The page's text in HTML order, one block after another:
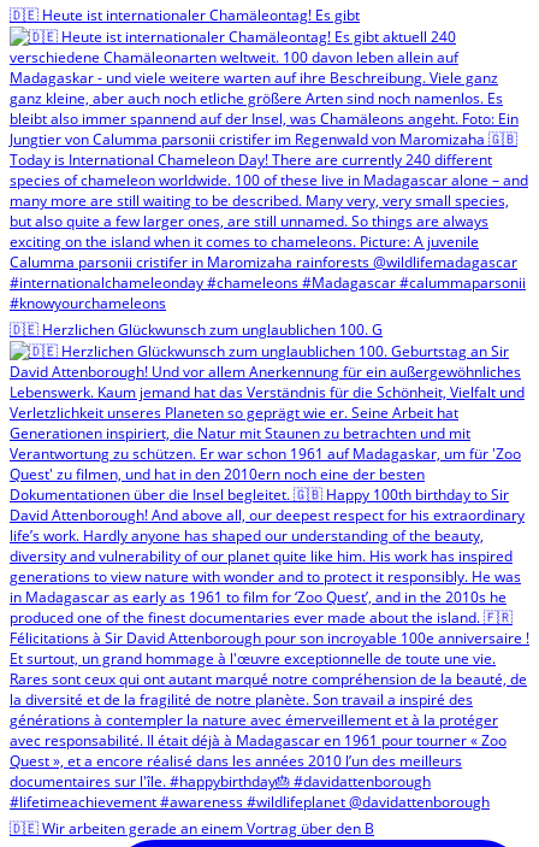
🇩🇪 Heute ist internationaler Chamäleontag! Es gibt
🇩🇪 Herzlichen Glückwunsch zum unglaublichen 100. G
🇩🇪 Wir arbeiten gerade an einem Vortrag über den B